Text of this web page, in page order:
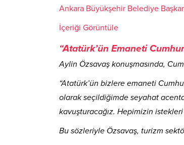
Ankara Büyükşehir Belediye
İçeriği Görüntüle
“Atatürk’ün Emaneti
Aylin Özsavaş konuşmasında,
“Atatürk’ün bizlere emaneti
olarak seçildiğimde seyahat
kavuşturacağız. Hepimizin
Bu sözleriyle Özsavaş, turizm